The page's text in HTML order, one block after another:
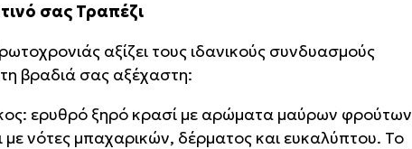
σας Τραπέζι
αξίζει τους ιδανικούς συνδυασμούς
βραδιά σας αξέχαστη:
ερυθρό ξηρό κρασί με αρώματα μαύρων φρούτων
νότες μπαχαρικών, δέρματος και ευκαλύπτου. Το